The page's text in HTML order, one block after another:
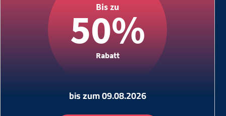
Bis zu
50%
Rabatt
bis zum 09.08.2026